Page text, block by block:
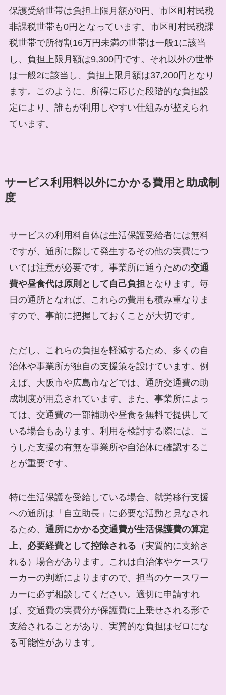
保護受給世帯は負担上限月額が0円、市区町村民税
非課税世帯も0円となっています。市区町村民税課
税世帯で所得割16万円未満の世帯は一般1に該当
し、負担上限月額は9,300円です。それ以外の世帯
は一般2に該当し、負担上限月額は37,200円となり
ます。このように、所得に応じた段階的な負担設
定により、誰もが利用しやすい仕組みが整えられ
ています。
サービス利用料以外にかかる費用と助成制
度
サービスの利用料自体は生活保護受給者には無料
ですが、通所に際して発生するその他の実費につ
いては注意が必要です。事業所に通うための交通
費や昼食代は原則として自己負担 となります。毎
日の通所となれば、これらの費用も積み重なりま
すので、事前に把握しておくことが大切です。
ただし、これらの負担を軽減するため、多くの自
治体や事業所が独自の支援策を設けています。例
えば、大阪市や広島市などでは、通所交通費の助
成制度が用意されています。また、事業所によっ
ては、交通費の一部補助や昼食を無料で提供して
いる場合もあります。利用を検討する際には、こ
うした支援の有無を事業所や自治体に確認するこ
とが重要です。
特に生活保護を受給している場合、就労移行支援
への通所は「自立助長」に必要な活動と見なされ
るため、 通所にかかる交通費が生活保護費の算定
上、必要経費として控除される （実質的に支給さ
れる）場合があります。これは自治体やケースワ
ーカーの判断によりますので、担当のケースワー
カーに必ず相談してください。適切に申請すれ
ば、交通費の実費分が保護費に上乗せされる形で
支給されることがあり、実質的な負担はゼロにな
る可能性があります。